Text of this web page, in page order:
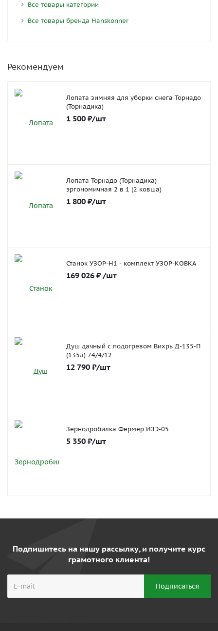
Все товары категории
Все товары бренда Hanskonner
Рекомендуем
Лопата зимняя для уборки снега Торнадо
(Торнадика)
1 500 ₽/шт
Лопата Торнадо (Торнадика)
эргономичная 2 в 1 (2 ковша)
1 800 ₽/шт
Станок УЗОР-Н1 - комплект УЗОР-КОВКА
169 026 ₽ /шт
Душ дачный с подогревом Вихрь Д-135-П
(135л) 74/4/12
12 790 ₽/шт
Зернодробилка Фермер ИЗЭ-05
5 350 ₽/шт
Подпишитесь на нашу рассылку, и получите курс
грамотного клиента!